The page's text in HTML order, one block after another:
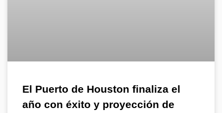
El Puerto de Houston finaliza el
año con éxito y proyección de